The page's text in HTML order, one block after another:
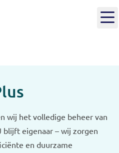
wij het volledige beheer van
blijft eigenaar – wij zorgen
en duurzame